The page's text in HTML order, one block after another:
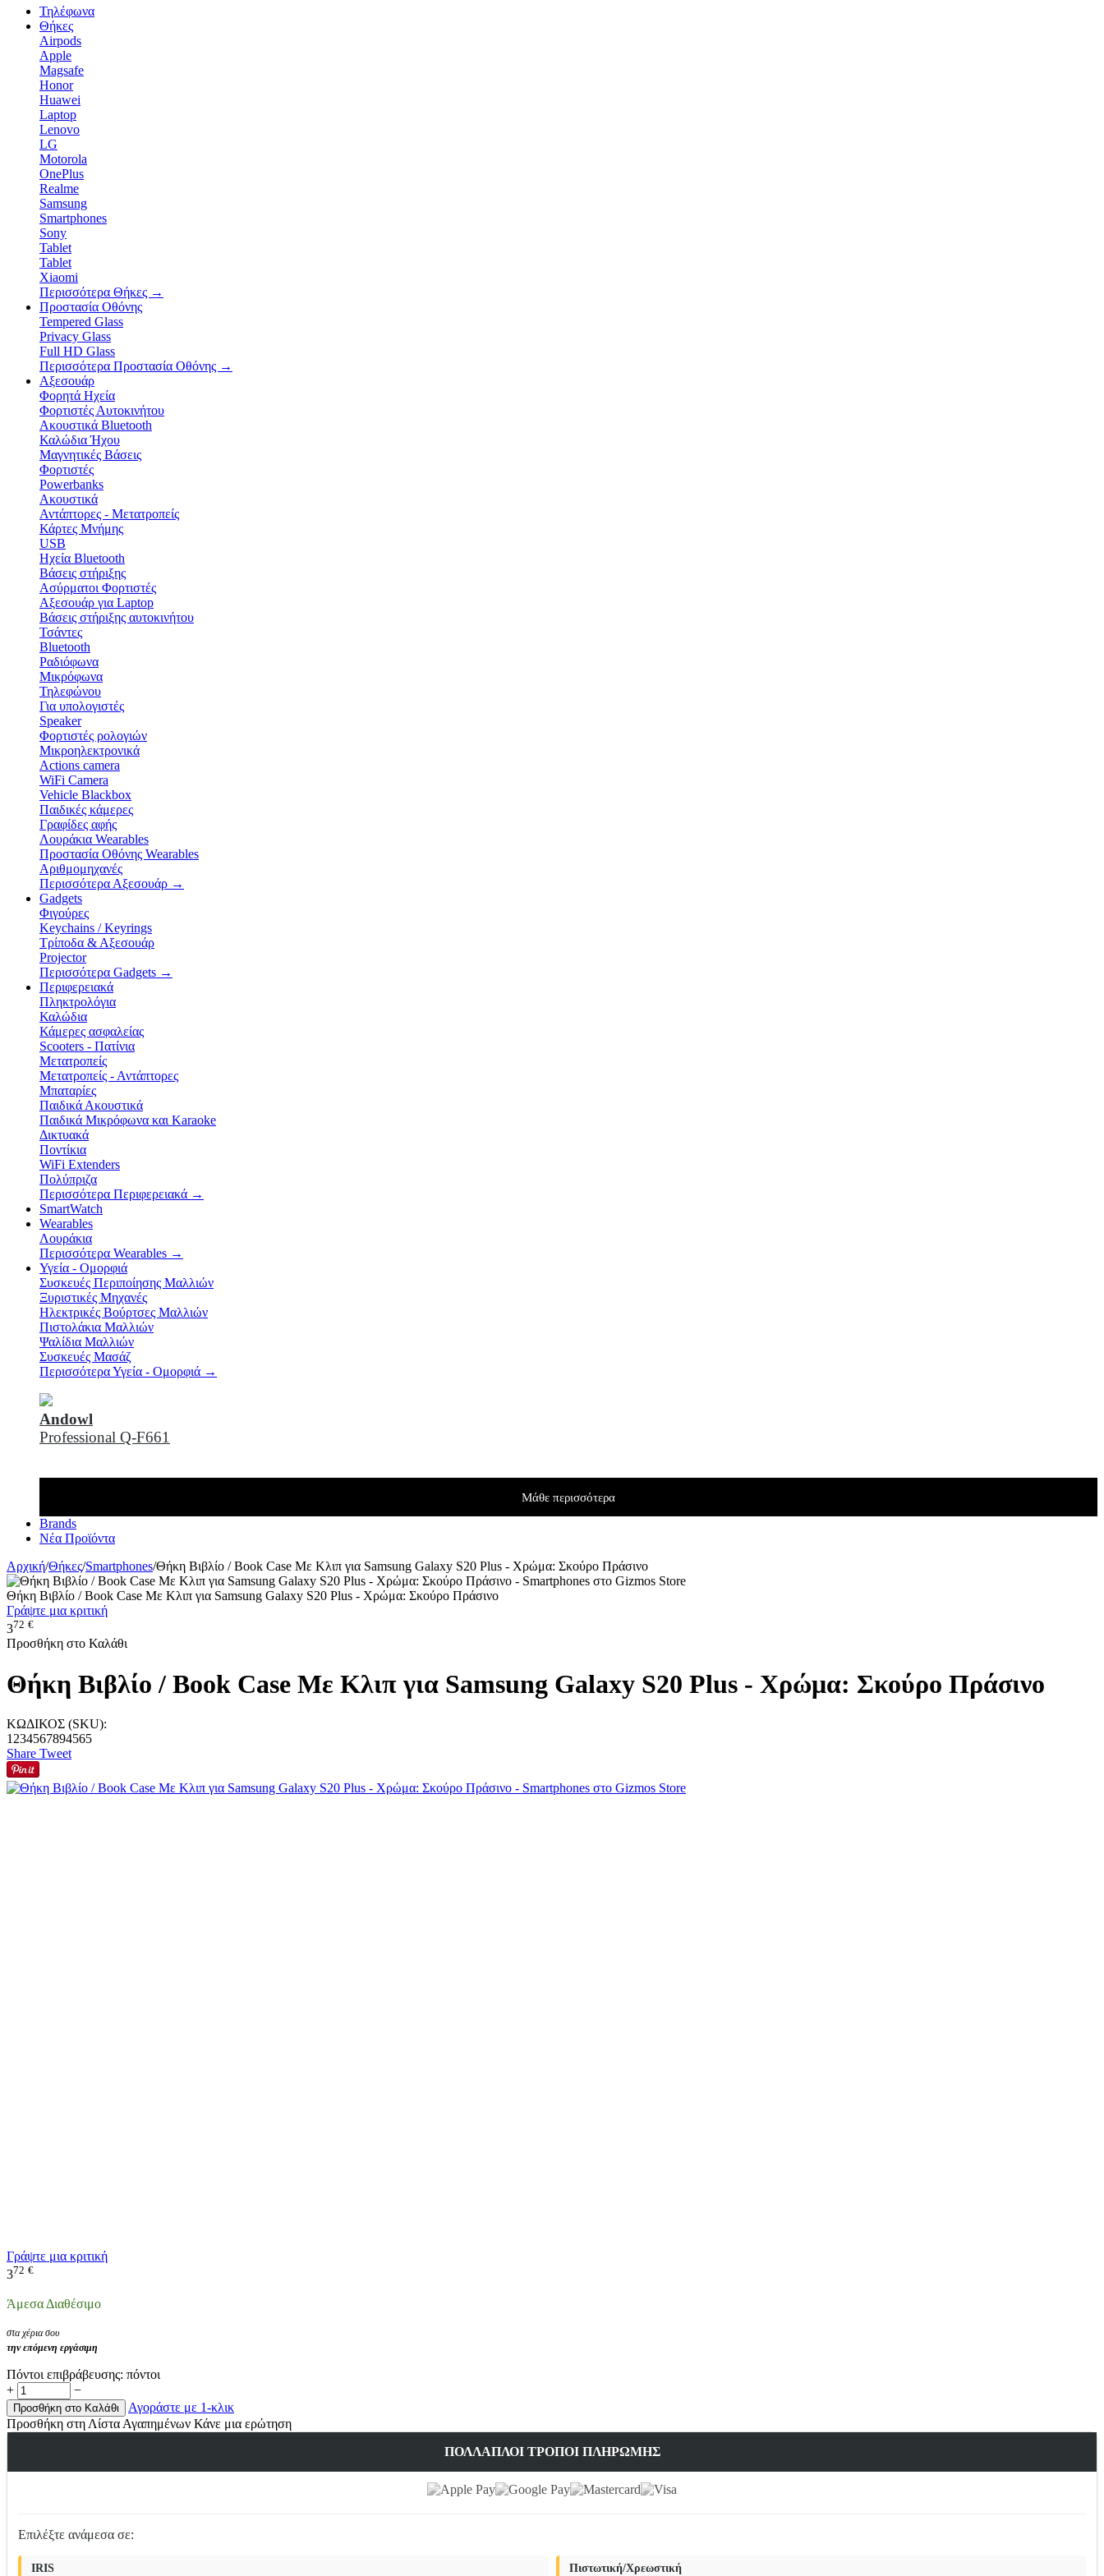
Τηλέφωνα
Θήκες
Airpods
Apple
Magsafe
Honor
Huawei
Laptop
Lenovo
LG
Motorola
OnePlus
Realme
Samsung
Smartphones
Sony
Tablet
Tablet
Xiaomi
Περισσότερα Θήκες →
Προστασία Οθόνης
Tempered Glass
Privacy Glass
Full HD Glass
Περισσότερα Προστασία Οθόνης →
Αξεσουάρ
Φορητά Ηχεία
Φορτιστές Αυτοκινήτου
Ακουστικά Bluetooth
Καλώδια Ήχου
Μαγνητικές Βάσεις
Φορτιστές
Powerbanks
Ακουστικά
Αντάπτορες - Μετατροπείς
Κάρτες Μνήμης
USB
Ηχεία Bluetooth
Βάσεις στήριξης
Ασύρματοι Φορτιστές
Αξεσουάρ για Laptop
Βάσεις στήριξης αυτοκινήτου
Τσάντες
Bluetooth
Ραδιόφωνα
Μικρόφωνα
Τηλεφώνου
Για υπολογιστές
Speaker
Φορτιστές ρολογιών
Μικροηλεκτρονικά
Actions camera
WiFi Camera
Vehicle Blackbox
Παιδικές κάμερες
Γραφίδες αφής
Λουράκια Wearables
Προστασία Οθόνης Wearables
Αριθμομηχανές
Περισσότερα Αξεσουάρ →
Gadgets
Φιγούρες
Keychains / Keyrings
Τρίποδα & Αξεσουάρ
Projector
Περισσότερα Gadgets →
Περιφερειακά
Πληκτρολόγια
Καλώδια
Κάμερες ασφαλείας
Scooters - Πατίνια
Μετατροπείς
Μετατροπείς - Αντάπτορες
Μπαταρίες
Παιδικά Ακουστικά
Παιδικά Μικρόφωνα και Karaoke
Δικτυακά
Ποντίκια
WiFi Extenders
Πολύπριζα
Περισσότερα Περιφερειακά →
SmartWatch
Wearables
Λουράκια
Περισσότερα Wearables →
Υγεία - Ομορφιά
Συσκευές Περιποίησης Μαλλιών
Ξυριστικές Μηχανές
Ηλεκτρικές Βούρτσες Μαλλιών
Πιστολάκια Μαλλιών
Ψαλίδια Μαλλιών
Συσκευές Μασάζ
Περισσότερα Υγεία - Ομορφιά →
Andowl
Professional Q-F661
Μάθε περισσότερα
Brands
Νέα Προϊόντα
Αρχική/Θήκες/Smartphones/Θήκη Βιβλίο / Book Case Με Κλιπ για Samsung Galaxy S20 Plus - Χρώμα: Σκούρο Πράσινο
Θήκη Βιβλίο / Book Case Με Κλιπ για Samsung Galaxy S20 Plus - Χρώμα: Σκούρο Πράσινο
Γράψτε μια κριτική
372 €
Προσθήκη στο Καλάθι
Θήκη Βιβλίο / Book Case Με Κλιπ για Samsung Galaxy S20 Plus - Χρώμα: Σκούρο Πράσινο
ΚΩΔΙΚΟΣ (SKU):
1234567894565
Share Tweet
Γράψτε μια κριτική
372 €
Άμεσα Διαθέσιμο
στα χέρια σου
την επόμενη εργάσιμη
Πόντοι επιβράβευσης: πόντοι
+
−
Προσθήκη στο Καλάθι
Αγοράστε με 1-κλικ
Προσθήκη στη Λίστα Αγαπημένων Κάνε μια ερώτηση
ΠΟΛΛΑΠΛΟΊ ΤΡΌΠΟΙ ΠΛΗΡΩΜΉΣ
Επιλέξτε ανάμεσα σε:
IRIS Πιστωτική/Χρεωστική